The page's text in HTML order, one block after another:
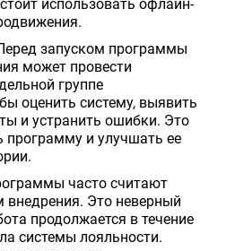
использовать офлайн-
запуском программы
может провести
группе
оценить систему, выявить
и устранить ошибки. Это
программу и улучшать ее
часто считают
Это неверный
продолжается в течение
системы лояльности.